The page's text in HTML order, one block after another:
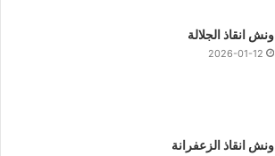
ونش انقاذ الجلالة
2026-01-12
ونش انقاذ الزعفرانة